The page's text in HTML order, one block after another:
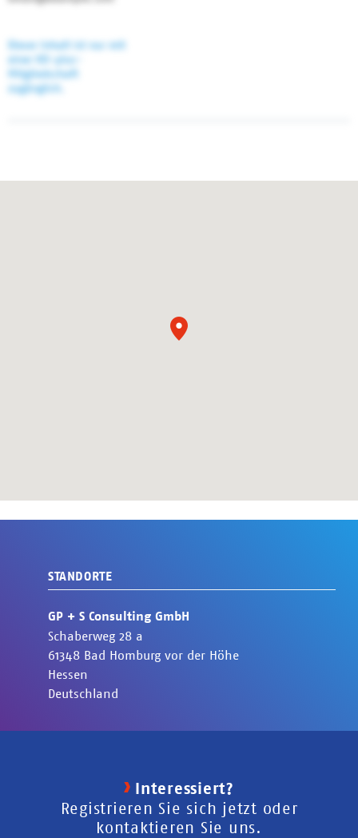
Dieser Inhalt ist nur mit
einer KD-plus-
Mitgliedschaft
zugänglich.
STANDORTE
GP + S Consulting GmbH
Schaberweg 28 a
61348 Bad Homburg vor der Höhe
Hessen
Deutschland
Interessiert?
Registrieren Sie sich jetzt oder
kontaktieren Sie uns.